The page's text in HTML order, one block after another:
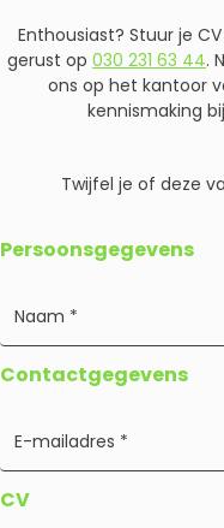
Enthousiast? Stuur je
gerust op 030 231 63 44.
ons op het kantoor
kennismaking
Twijfel je of deze
Persoonsgegevens
Contactgegevens
CV